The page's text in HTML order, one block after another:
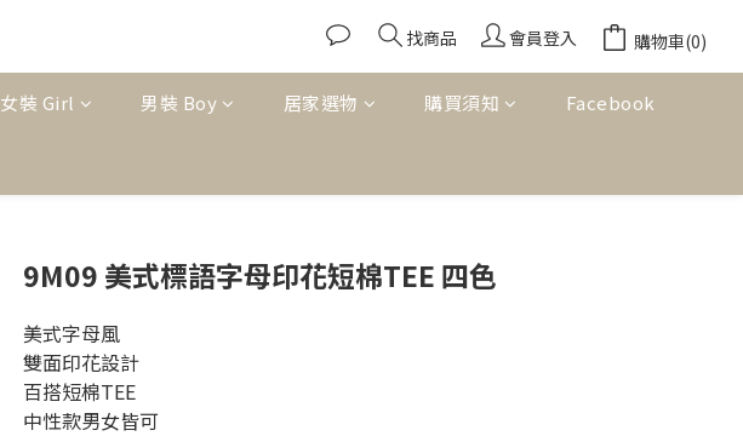
找商品 會員登入 購物車(0)
女裝 Girl 男裝 Boy 居家選物 購買須知 Facebook
9M09 美式標語字母印花短棉TEE 四色
美式字母風
雙面印花設計
百搭短棉TEE
中性款男女皆可